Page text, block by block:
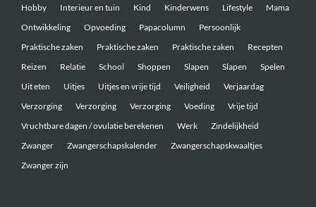
Hobby
Interieur en tuin Kind Kinderwens Lifestyle
Mama
Ontwikkeling
Opvoeding Papacolumn
Persoonlijk
Praktische zaken
Praktische zaken Praktische zaken
Recepten
Reizen
Relatie School Shoppen Slapen Slapen
Spelen
Uit eten
Uitjes Uitjes en vrije tijd Veiligheid
Verjaardag
Verzorging
Verzorging Verzorging Voeding
Vrije tijd
Vruchtbare dagen / ovulatie berekenen
Werk
Zindelijkheid
Zwanger
Zwangerschapskalender
Zwangerschapskwaaltjes
Zwanger zijn